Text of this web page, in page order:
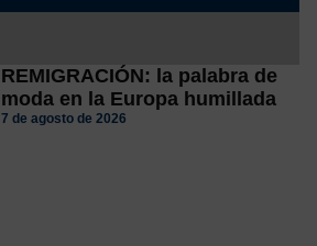
REMIGRACIÓN: la palabra de
moda en la Europa humillada
7 de agosto de 2026